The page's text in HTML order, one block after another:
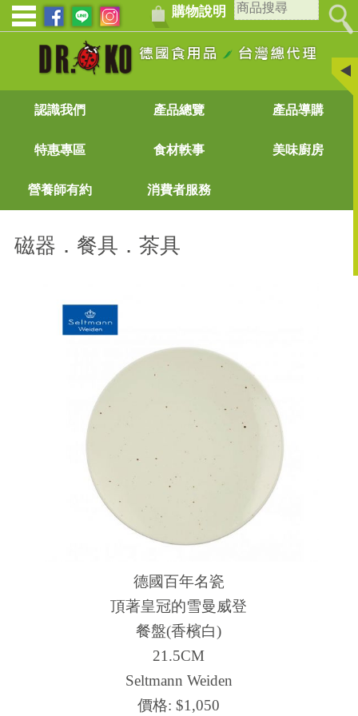
購物說明
認識我們 產品總覽 產品導購
特惠專區 食材軼事 美味廚房
營養師有約 消費者服務
磁器．餐具．茶具
德國百年名瓷
頂著皇冠的雪曼威登
餐盤(香檳白)
21.5CM
Seltmann Weiden
價格: $1,050